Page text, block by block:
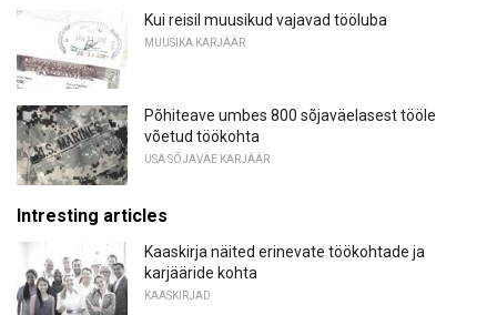
Kui reisil muusikud vajavad tööluba
MUUSIKA KARJÄÄR
Põhiteave umbes 800 sõjaväelasest tööle
võetud töökohta
USA SÕJAVÄE KARJÄÄR
Intresting articles
Kaaskirja näited erinevate töökohtade ja
karjääride kohta
KAASKIRJAD